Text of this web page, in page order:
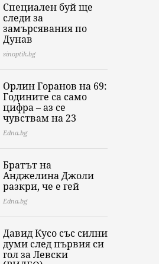
Специален буй ще
следи за
замърсявания по
Дунав
sinoptik.bg
Орлин Горанов на 69:
Годините са само
цифра – аз се
чувствам на 23
Edna.bg
Братът на
Анджелина Джоли
разкри, че е гей
Edna.bg
Давид Кусо със силни
думи след първия си
гол за Левски